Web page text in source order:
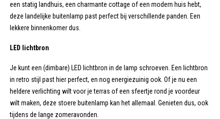
een statig landhuis, een charmante cottage of een modern huis hebt,
deze landelijke buitenlamp past perfect bij verschillende panden. Een
lekkere binnenkomer dus.
LED lichtbron
Je kunt een (dimbare) LED lichtbron in de lamp schroeven. Een lichtbron
in retro stijl past hier perfect, en nog energiezuinig ook. Of je nu een
heldere verlichting wilt voor je terras of een sfeertje rond je voordeur
wilt maken, deze stoere buitenlamp kan het allemaal. Genieten dus, ook
tijdens de lange zomeravonden.